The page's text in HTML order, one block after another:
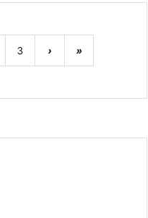
3 › »